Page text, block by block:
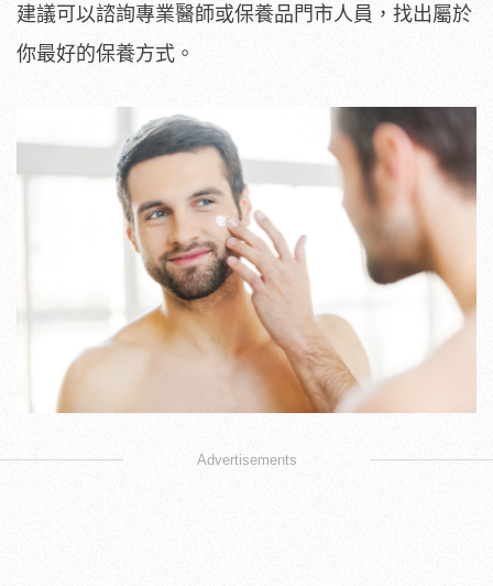
建議可以諮詢專業醫師或保養品門市人員，找出屬於
你最好的保養方式。
Advertisements